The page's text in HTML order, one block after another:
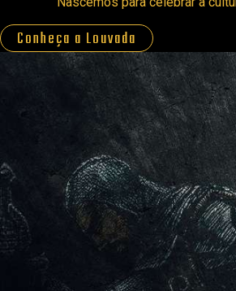
Conheça a Louvada